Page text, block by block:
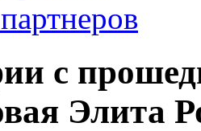
с
Элита